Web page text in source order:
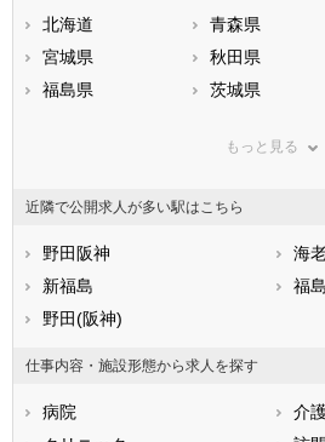
北海道 青森県
宮城県
秋田県
福島県
茨城県
神奈川県
石川県
福井県
静岡県
滋賀県
兵庫県
香川県
もっと見る
近隣で公開求人が多い駅はこちら
野田阪神
海
新福島
福
野田(阪神)
仕事内容・施設形態から求人を探す
病院
介